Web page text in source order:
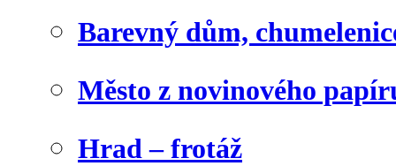
Barevný dům,
Město z novinového
Hrad – frotáž